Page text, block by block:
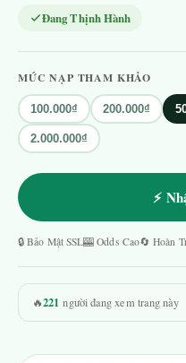
Đang Thịnh Hành
MỨC NẠP THAM KHẢO
100.000₫ 200.000₫
2.000.000₫
⚡
🔒 Bảo Mật SSL🎰 Odds Cao🔄 Hoàn
🔥221 người đang xem trang này